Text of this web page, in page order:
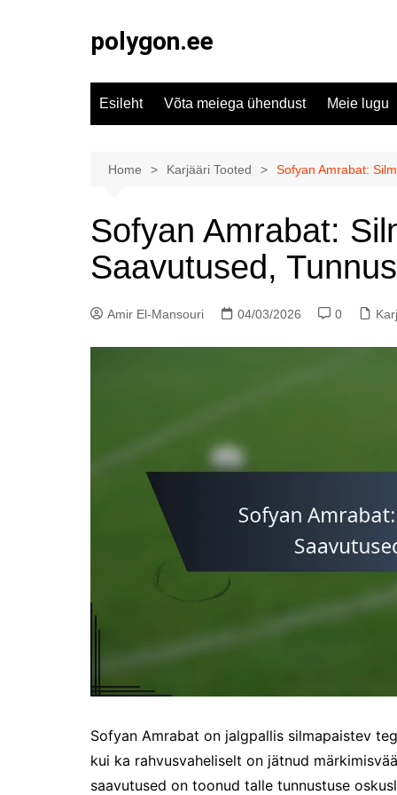
polygon.ee
Esileht Võta meiega ühendust Meie lugu
Home Karjääri Tooted Sofyan Amrabat:
Sofyan Amrabat:
Saavutused,
Amir El-Mansouri 04/03/2026 0
Sofyan Amrabat on jalgpallis silmapaistev
kui ka rahvusvaheliselt on jätnud
saavutused on toonud talle tunnustuse